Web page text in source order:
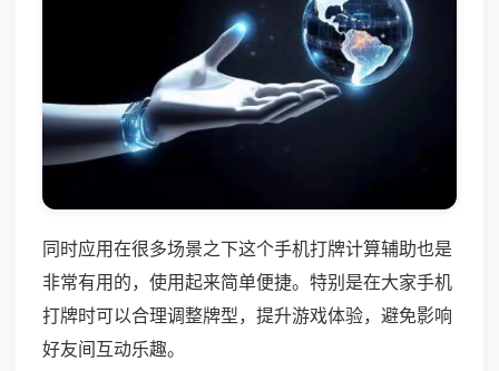
同时应用在很多场景之下这个手机打牌计算辅助也是
非常有用的，使用起来简单便捷。特别是在大家手机
打牌时可以合理调整牌型，提升游戏体验，避免影响
好友间互动乐趣。